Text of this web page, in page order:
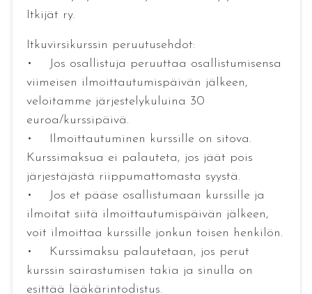
Itkijät ry.
Itkuvirsikurssin peruutusehdot:
• Jos osallistuja peruuttaa osallistumisensa
viimeisen ilmoittautumispäivän jälkeen,
veloitamme järjestelykuluina 30
euroa/kurssipäivä.
• Ilmoittautuminen kurssille on sitova.
Kurssimaksua ei palauteta, jos jäät pois
järjestäjästä riippumattomasta syystä.
• Jos et pääse osallistumaan kurssille ja
ilmoitat siitä ilmoittautumispäivän jälkeen,
voit ilmoittaa kurssille jonkun toisen henkilön.
• Kurssimaksu palautetaan, jos perut
kurssin sairastumisen takia ja sinulla on
esittää lääkärintodistus.